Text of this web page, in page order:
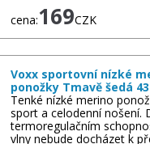
cena:169CZK
Voxx sportovní nízké
ponožky Tmavě šedá
Tenké nízké merino
sport a celodenní nošení.
termoregulačním
vlny nebude docházet k